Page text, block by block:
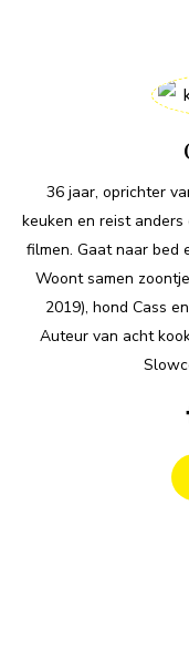
36 jaar, oprichter
keuken en reist
filmen. Gaat naar bed
Woont samen
2019), hond Cass
Auteur van acht